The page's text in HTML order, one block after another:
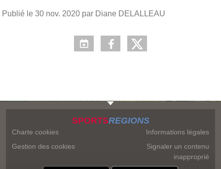
Publié le 30 nov. 2020 par Diane DELALLEAU
SPORTSREGIONS
Charte cookies
Gestion des cookies
Informations légales
Signaler un contenu
inapproprié